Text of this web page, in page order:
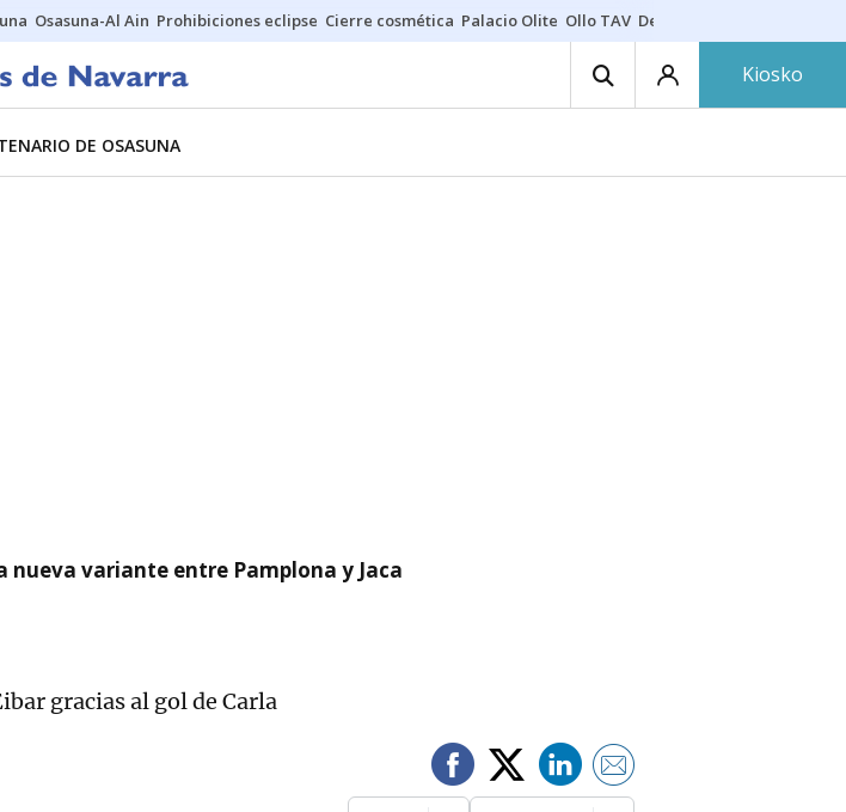
Osasuna-Al Ain Prohibiciones eclipse Cierre cosmética Palacio Olite Ollo TAV Derrama vecinos
Kiosko
DE OSASUNA
nueva variante entre Pamplona y Jaca
gracias al gol de Carla